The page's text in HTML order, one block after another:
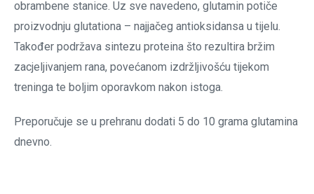
obrambene stanice. Uz sve navedeno, glutamin potiče
proizvodnju glutationa – najjačeg antioksidansa u tijelu.
Također podržava sintezu proteina što rezultira bržim
zacjeljivanjem rana, povećanom izdržljivošću tijekom
treninga te boljim oporavkom nakon istoga.
Preporučuje se u prehranu dodati 5 do 10 grama glutamina
dnevno.